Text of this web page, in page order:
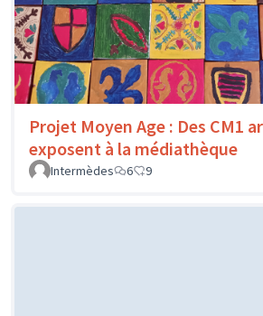
Projet Moyen Age : Des CM1
exposent à la médiathèque
Intermèdes 6 9